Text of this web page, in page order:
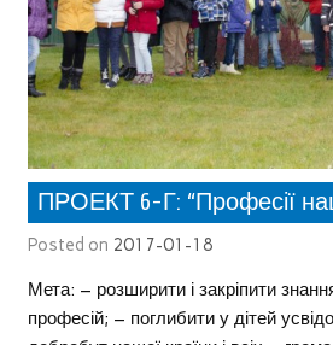
ПРОЕКТ 6-Г: “Професії
Posted on 2017-01-18
Мета: – розширити і закріпити
професій; – поглибити у дітей